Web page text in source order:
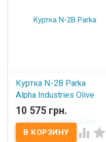
Куртка N-2B Parka
Alpha Industries Olive
В наличии
10 575 грн.
 